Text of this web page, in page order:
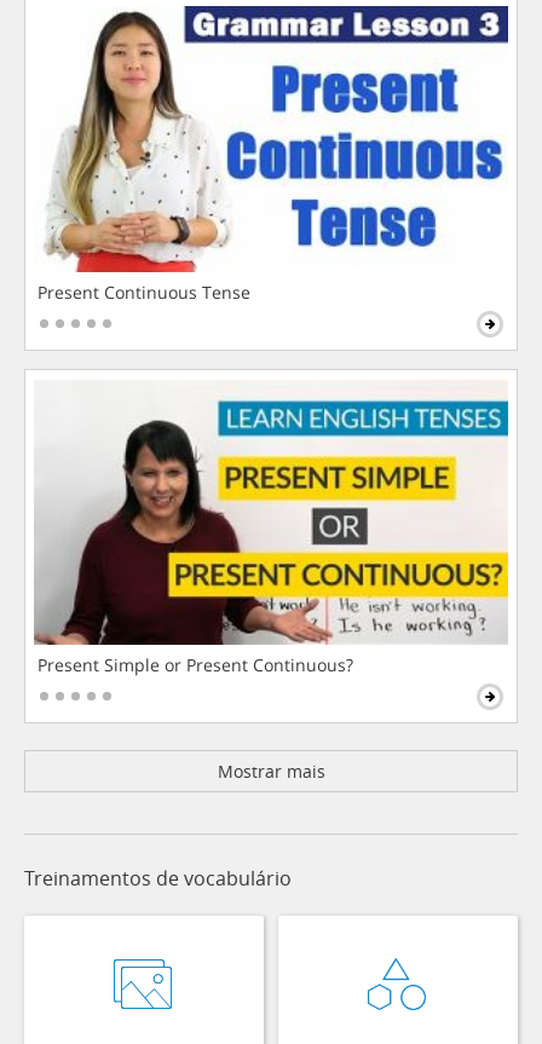
Present Continuous Tense
Present Simple or Present Continuous?
Mostrar mais
Treinamentos de vocabulário